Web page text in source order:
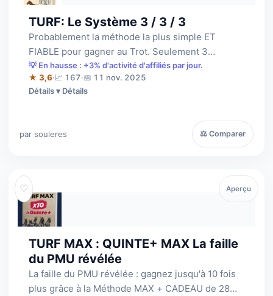
TURF: Le Système 3 / 3 / 3
Probablement la méthode la plus simple ET
FIABLE pour gagner au Trot. Seulement 3
minutes par course pour atteindre jusqu'à 9 987…
💡 En hausse : +3% d'activité d'affiliés par jour.
★ 3,6·📈 167·📅 11 nov. 2025
Détails
par souleres ⚖ Comparer
♡
TURF MAX : QUINTE+ MAX La faille
du PMU révélée
La faille du PMU révélée : gagnez jusqu'à 10 fois
plus grâce à la Méthode MAX + CADEAU de 28
Aperçu